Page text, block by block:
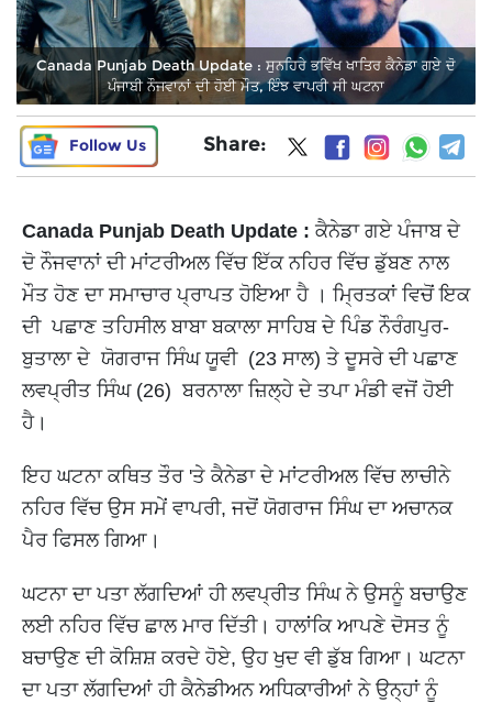
Canada Punjab Death Update : ਸੁਨਹਿਰੇ ਭਵਿੱਖ ਖਾਤਿਰ ਕੈਨੇਡਾ ਗਏ ਦੋ
ਪੰਜਾਬੀ ਨੌਜਵਾਨਾਂ ਦੀ ਹੋਈ ਮੌਤ, ਇੰਝ ਵਾਪਰੀ ਸੀ ਘਟਨਾ
Follow Us Share:
Canada Punjab Death Update : ਕੈਨੇਡਾ ਗਏ ਪੰਜਾਬ ਦੇ
ਦੋ ਨੌਜਵਾਨਾਂ ਦੀ ਮਾਂਟਰੀਅਲ ਵਿੱਚ ਇੱਕ ਨਹਿਰ ਵਿੱਚ ਡੁੱਬਣ ਨਾਲ
ਮੌਤ ਹੋਣ ਦਾ ਸਮਾਚਾਰ ਪ੍ਰਾਪਤ ਹੋਇਆ ਹੈ । ਮ੍ਰਿਤਕਾਂ ਵਿਚੋਂ ਇਕ
ਦੀ ਪਛਾਣ ਤਹਿਸੀਲ ਬਾਬਾ ਬਕਾਲਾ ਸਾਹਿਬ ਦੇ ਪਿੰਡ ਨੌਰੰਗਪੁਰ-
ਬੁਤਾਲਾ ਦੇ ਯੋਗਰਾਜ ਸਿੰਘ ਯੂਵੀ (23 ਸਾਲ) ਤੇ ਦੂਸਰੇ ਦੀ ਪਛਾਣ
ਲਵਪ੍ਰੀਤ ਸਿੰਘ (26) ਬਰਨਾਲਾ ਜ਼ਿਲ੍ਹੇ ਦੇ ਤਪਾ ਮੰਡੀ ਵਜੋਂ ਹੋਈ
ਹੈ।
ਇਹ ਘਟਨਾ ਕਥਿਤ ਤੌਰ 'ਤੇ ਕੈਨੇਡਾ ਦੇ ਮਾਂਟਰੀਅਲ ਵਿੱਚ ਲਾਚੀਨੇ
ਨਹਿਰ ਵਿੱਚ ਉਸ ਸਮੇਂ ਵਾਪਰੀ, ਜਦੋਂ ਯੋਗਰਾਜ ਸਿੰਘ ਦਾ ਅਚਾਨਕ
ਪੈਰ ਫਿਸਲ ਗਿਆ।
ਘਟਨਾ ਦਾ ਪਤਾ ਲੱਗਦਿਆਂ ਹੀ ਲਵਪ੍ਰੀਤ ਸਿੰਘ ਨੇ ਉਸਨੂੰ ਬਚਾਉਣ
ਲਈ ਨਹਿਰ ਵਿੱਚ ਛਾਲ ਮਾਰ ਦਿੱਤੀ। ਹਾਲਾਂਕਿ ਆਪਣੇ ਦੋਸਤ ਨੂੰ
ਬਚਾਉਣ ਦੀ ਕੋਸ਼ਿਸ਼ ਕਰਦੇ ਹੋਏ, ਉਹ ਖੁਦ ਵੀ ਡੁੱਬ ਗਿਆ। ਘਟਨਾ
ਦਾ ਪਤਾ ਲੱਗਦਿਆਂ ਹੀ ਕੈਨੇਡੀਅਨ ਅਧਿਕਾਰੀਆਂ ਨੇ ਉਨ੍ਹਾਂ ਨੂੰ